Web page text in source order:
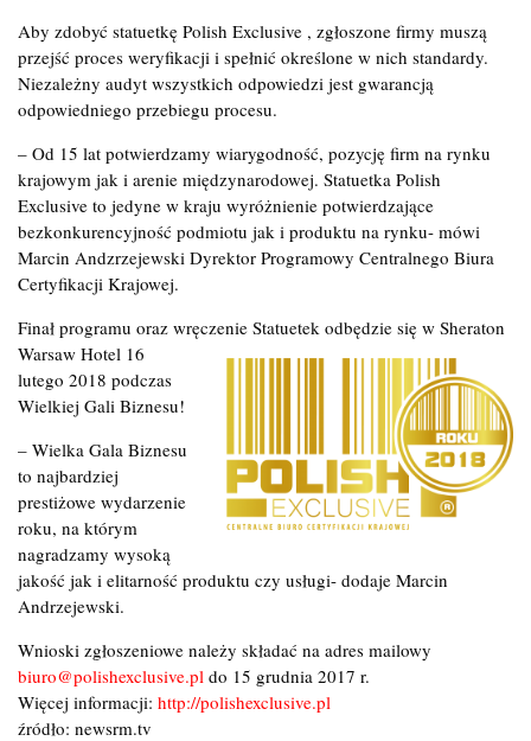
Aby zdobyć statuetkę Polish Exclusive , zgłoszone firmy muszą
przejść proces weryfikacji i spełnić określone w nich standardy.
Niezależny audyt wszystkich odpowiedzi jest gwarancją
odpowiedniego przebiegu procesu.
– Od 15 lat potwierdzamy wiarygodność, pozycję firm na rynku
krajowym jak i arenie międzynarodowej. Statuetka Polish
Exclusive to jedyne w kraju wyróżnienie potwierdzające
bezkonkurencyjność podmiotu jak i produktu na rynku- mówi
Marcin Andzrzejewski Dyrektor Programowy Centralnego Biura
Certyfikacji Krajowej.
Finał programu oraz wręczenie Statuetek odbędzie się w Sheraton
Warsaw Hotel 16
lutego 2018 podczas
Wielkiej Gali Biznesu!
– Wielka Gala Biznesu
to najbardziej
prestiżowe wydarzenie
roku, na którym
nagradzamy wysoką
jakość jak i elitarność produktu czy usługi- dodaje Marcin
Andrzejewski.
Wnioski zgłoszeniowe należy składać na adres mailowy
biuro@polishexclusive.pl do 15 grudnia 2017 r.
Więcej informacji: http://polishexclusive.pl
źródło: newsrm.tv